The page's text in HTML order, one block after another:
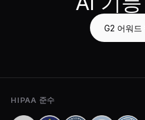
G2 어워드
HIPAA 준수